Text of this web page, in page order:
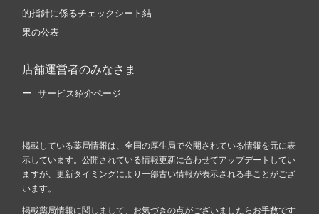
的指針に係るチェックシート結
果の公表
店舗運営者のみなさま
サービス紹介ページ
掲載している薬局情報は、全国の厚生局で公開されている情報を元に表
示しています。公開されている情報更新に合わせてアップデートしてい
ますが、更新タイミングにより一部古い情報が表示される事ことがござ
います。
掲載薬局情報に関しまして、お気づきの点がございましたらお手数です